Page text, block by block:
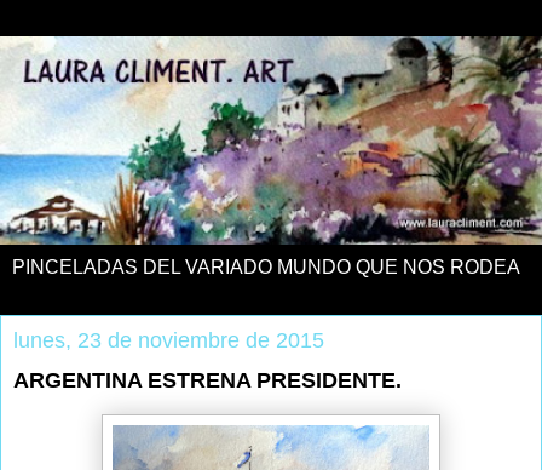
PINCELADAS DEL VARIADO MUNDO QUE NOS RODEA
lunes, 23 de noviembre de 2015
ARGENTINA ESTRENA PRESIDENTE.